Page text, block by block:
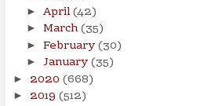
► April(42)
► March(35)
► February(30)
► January(35)
► 2020 (668)
► 2019 (512)